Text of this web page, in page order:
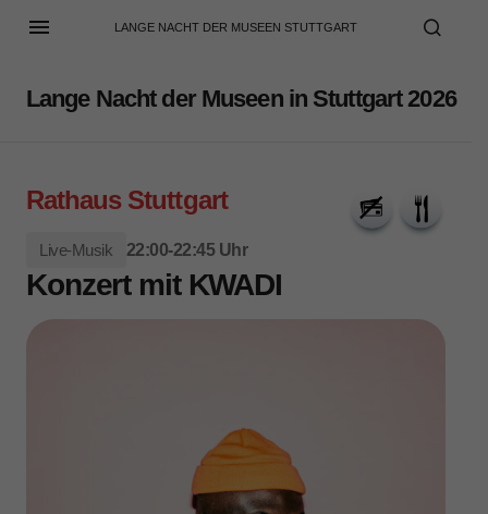
LANGE NACHT DER MUSEEN STUTTGART
Lange Nacht der Museen in Stuttgart 2026
Rathaus Stuttgart
Live-Musik 22:00-22:45 Uhr
Konzert mit KWADI